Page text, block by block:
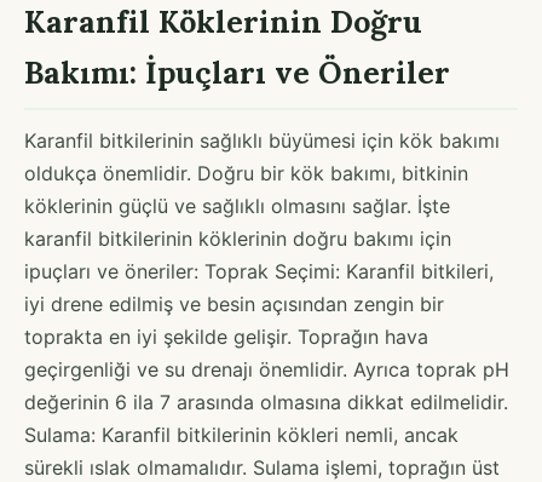
Karanfil Köklerinin Doğru
Bakımı: İpuçları ve Öneriler
Karanfil bitkilerinin sağlıklı büyümesi için kök bakımı
oldukça önemlidir. Doğru bir kök bakımı, bitkinin
köklerinin güçlü ve sağlıklı olmasını sağlar. İşte
karanfil bitkilerinin köklerinin doğru bakımı için
ipuçları ve öneriler: Toprak Seçimi: Karanfil bitkileri,
iyi drene edilmiş ve besin açısından zengin bir
toprakta en iyi şekilde gelişir. Toprağın hava
geçirgenliği ve su drenajı önemlidir. Ayrıca toprak pH
değerinin 6 ila 7 arasında olmasına dikkat edilmelidir.
Sulama: Karanfil bitkilerinin kökleri nemli, ancak
sürekli ıslak olmamalıdır. Sulama işlemi, toprağın üst